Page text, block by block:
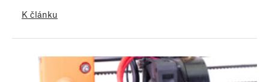
K článku